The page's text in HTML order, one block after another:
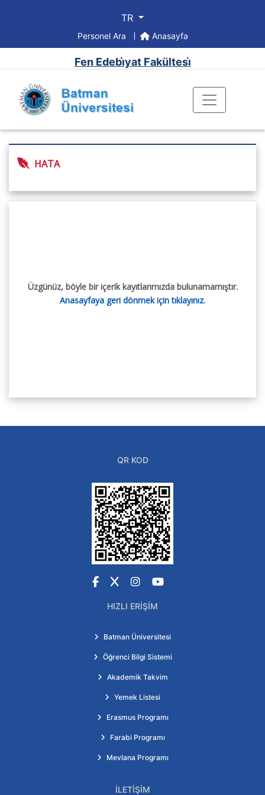
TR
Personel Ara Anasayfa
Fen Edebi̇yat Fakültesi̇
HATA
Üzgünüz, böyle bir içerik kayıtlarımızda bulunamamıştır.
Anasayfaya geri dönmek için tıklayınız.
QR KOD
Facebook
X Instagram
YouTube
HIZLI ERIŞIM
Batman Üniversitesi
Öğrenci Bilgi Sistemi
Akademik Takvim
Yemek Listesi
Erasmus Programı
Farabi Programı
Mevlana Programı
İLETIŞIM